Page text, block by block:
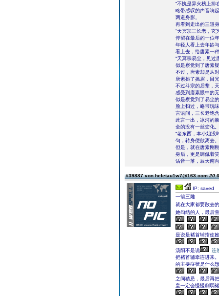
“不愧是异火榜上排
略带感叹的声音响
两道身影。
再看到走出的三道
“天冥宗三长老，玄
停留在最后的一位
年轻人看上去年龄
看上去，给唐素一
“天冥宗易尘，见过
似是察觉到了唐素
不过，唐素却是从
唐素挑了挑眉，目
不过斗宗的后辈，
感受到唐素眼中的
似是察觉到了易尘
脸上扫过，略带玩
言语间，三长老饱
此言一出，冰河的
全的没有一丝变化。
“老东西，本小姐没
句，转身便欲离去。
但是，就在唐素刚
身后，更是调侃着
话音一落，辰天南
#39887 von heletau1w7@163.com
IP: saved
一箭三雕
就在大家都要散去
她勾结的人，最后
是说是褚首辅指使
汤阳不是说
连
把褚首辅牵连进来
的主要症状是什么
之间猜忌，最后再
皇一定会慢慢削弱